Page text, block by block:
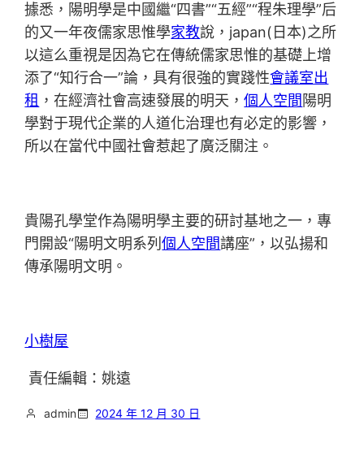
據悉，陽明學是中國繼“四書”“五經”“程朱理學”后
的又一年夜儒家思惟學家教說，japan(日本)之所
以這么重視是因為它在傳統儒家思惟的基礎上增
添了“知行合一”論，具有很強的實踐性會議室出
租 ，在經濟社會高速發展的明天，個人空間 陽明
學對于現代企業的人道化治理也有必定的影響，
所以在當代中國社會惹起了廣泛關注。
貴陽孔學堂作為陽明學主要的研討基地之一，專
門開設“陽明文明系列個人空間講座”，以弘揚和
傳承陽明文明。
小樹屋
責任編輯：姚遠
admin 2024 年 12 月 30 日